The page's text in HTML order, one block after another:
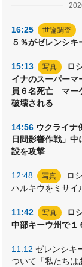
16:25 世論調査
５％がゼレンシキ
15:13 写真
ロ
イナのスーパーマ
員６名死亡 マー
破壊される
14:56 ウクライナ
日間影響作戦」
設を攻撃
12:48 写真
ロ
ハルキウをミサ
11:42 写真
ロ
中部キーウ州で１
11:12 ゼレンシキ
ついて「私たちは